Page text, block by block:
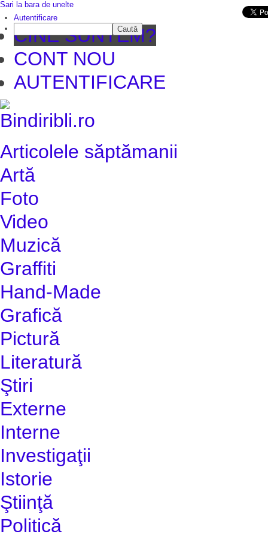
CINE SUNTEM?
CONT NOU
AUTENTIFICARE
Articolele săptămanii
Artă
Foto
Video
Muzică
Graffiti
Hand-Made
Grafică
Pictură
Literatură
Ştiri
Externe
Interne
Investigaţii
Istorie
Ştiinţă
Politică
Sari la bara de unelte
Autentificare
Caută